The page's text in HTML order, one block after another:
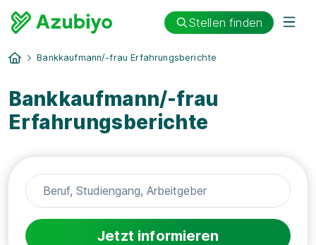
Stellen finden
Bankkaufmann/-frau Erfahrungsberichte
Bankkaufmann/-frau
Erfahrungsberichte
Jetzt informieren